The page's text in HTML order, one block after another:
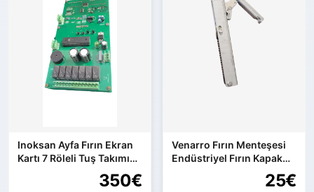
Inoksan Ayfa Fırın Ekran
Kartı 7 Röleli Tuş Takımı
ve Güç Kartı Entegre350€
Venarro Fırın Menteşesi
Endüstriyel Fırın Kapak
Menteşesi Uyumlu Set25€